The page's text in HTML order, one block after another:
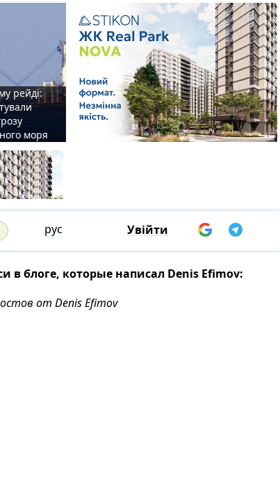
рейді:
моря
рус Увійти
в блоге, которые написал Denis Efimov:
от Denis Efimov